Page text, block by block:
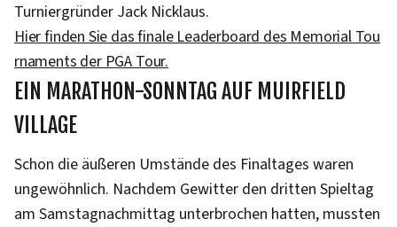
Turniergründer Jack Nicklaus.
Hier finden Sie das finale Leaderboard des Memorial Tou
rnaments der PGA Tour.
EIN MARATHON-SONNTAG AUF MUIRFIELD
VILLAGE
Schon die äußeren Umstände des Finaltages waren
ungewöhnlich. Nachdem Gewitter den dritten Spieltag
am Samstagnachmittag unterbrochen hatten, mussten